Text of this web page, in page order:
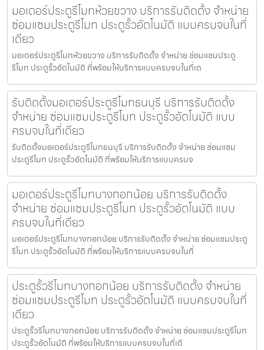
มอเตอร์ประตูรีโมทห้วยขวาง บริการรับติดตั้ง จำหน่าย
ซ่อมแซมประตูรีโมท ประตูรั้วอัตโนมัติ แบบครบจบในที่
เดียว
มอเตอร์ประตูรีโมทห้วยขวาง บริการรับติดตั้ง จำหน่าย ซ่อมแซมประตู
รีโมท ประตูรั้วอัตโนมัติ ที่พร้อมให้บริการแบบครบจบในที่เด
รับติดตั้งมอเตอร์ประตูรีโมทธนบุรี บริการรับติดตั้ง
จำหน่าย ซ่อมแซมประตูรีโมท ประตูรั้วอัตโนมัติ แบบ
ครบจบในที่เดียว
รับติดตั้งมอเตอร์ประตูรีโมทธนบุรี บริการรับติดตั้ง จำหน่าย ซ่อมแซม
ประตูรีโมท ประตูรั้วอัตโนมัติ ที่พร้อมให้บริการแบบครบจ
มอเตอร์ประตูรีโมทบางกอกน้อย บริการรับติดตั้ง
จำหน่าย ซ่อมแซมประตูรีโมท ประตูรั้วอัตโนมัติ แบบ
ครบจบในที่เดียว
มอเตอร์ประตูรีโมทบางกอกน้อย บริการรับติดตั้ง จำหน่าย ซ่อมแซมประตู
รีโมท ประตูรั้วอัตโนมัติ ที่พร้อมให้บริการแบบครบจบในที่
ประตูรั้วรีโมทบางกอกน้อย บริการรับติดตั้ง จำหน่าย
ซ่อมแซมประตูรีโมท ประตูรั้วอัตโนมัติ แบบครบจบในที่
เดียว
ประตูรั้วรีโมทบางกอกน้อย บริการรับติดตั้ง จำหน่าย ซ่อมแซมประตูรีโมท
ประตูรั้วอัตโนมัติ ที่พร้อมให้บริการแบบครบจบในที่เดี